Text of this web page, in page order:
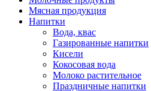
Мясная продукция
Напитки
Вода, квас
Газированные напитки
Кисели
Кокосовая вода
Молоко растительное
Праздничные напитки